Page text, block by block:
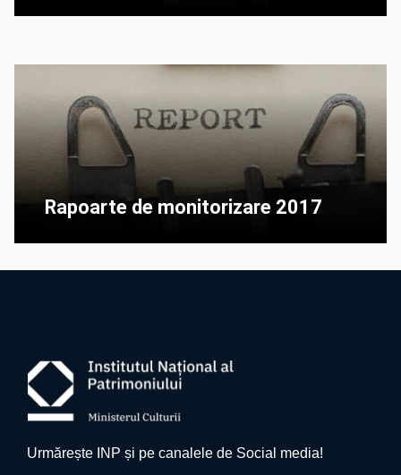
Rapoarte de monitorizare 2017
Urmărește INP și pe canalele de Social media!